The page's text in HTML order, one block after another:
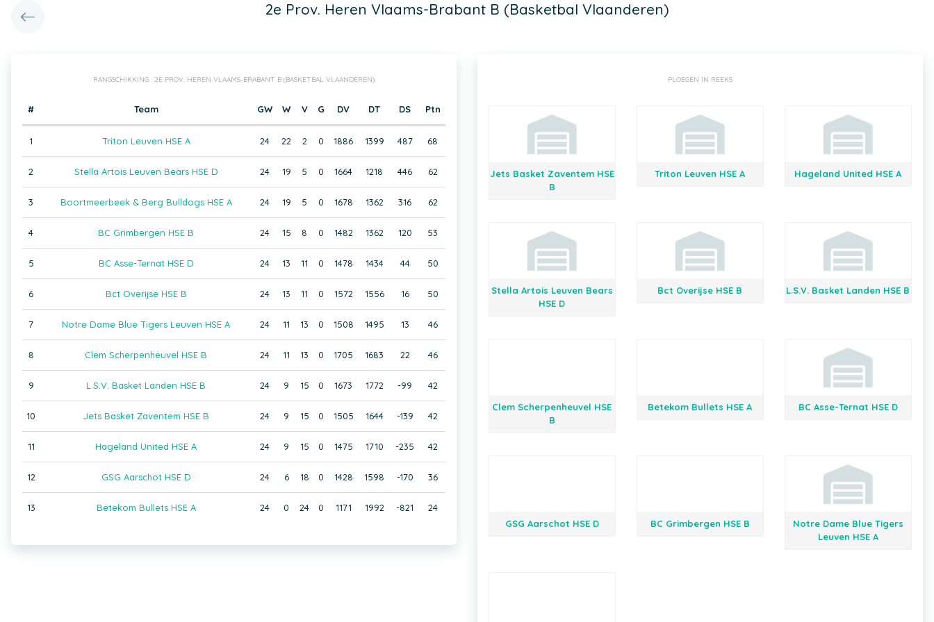
2e Prov. Heren Vlaams-Brabant B (Basketbal Vlaanderen)
RANGSCHIKKING : 2E PROV. HEREN VLAAMS-BRABANT B (BASKETBAL VLAANDEREN)
# Team GW W V G DV DT DS Ptn
1 Triton Leuven HSE A 24 22 2 0 1886 1399 487 68
2 Stella Artois Leuven Bears HSE D 24 19 5 0 1664 1218 446 62
3 Boortmeerbeek & Berg Bulldogs HSE A 24 19 5 0 1678 1362 316 62
4 BC Grimbergen HSE B 24 15 8 0 1482 1362 120 53
5 BC Asse-Ternat HSE D 24 13 11 0 1478 1434 44 50
6 Bct Overijse HSE B 24 13 11 0 1572 1556 16 50
7 Notre Dame Blue Tigers Leuven HSE A 24 11 13 0 1508 1495 13 46
8 Clem Scherpenheuvel HSE B 24 11 13 0 1705 1683 22 46
9 L.S.V. Basket Landen HSE B 24 9 15 0 1673 1772 -99 42
10 Jets Basket Zaventem HSE B 24 9 15 0 1505 1644 -139 42
11 Hageland United HSE A 24 9 15 0 1475 1710 -235 42
12 GSG Aarschot HSE D 24 6 18 0 1428 1598 -170 36
13 Betekom Bullets HSE A 24 0 24 0 1171 1992 -821 24
PLOEGEN IN REEKS
Jets Basket Zaventem HSE
B
Triton Leuven HSE A Hageland United HSE A
Stella Artois Leuven Bears
HSE D
Bct Overijse HSE B L.S.V. Basket Landen HSE B
Clem Scherpenheuvel HSE
B
Betekom Bullets HSE A BC Asse-Ternat HSE D
GSG Aarschot HSE D BC Grimbergen HSE B
Notre Dame Blue Tigers
Leuven HSE A